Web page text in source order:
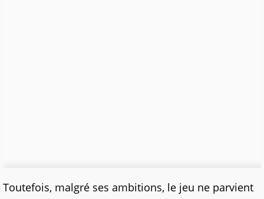
Toutefois, malgré ses ambitions, le jeu ne parvient